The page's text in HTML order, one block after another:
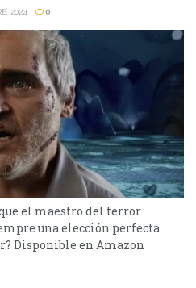
2024 0
el maestro del terror
una elección perfecta
Disponible en Amazon
Halloween, It
apta para: Quienes sufran